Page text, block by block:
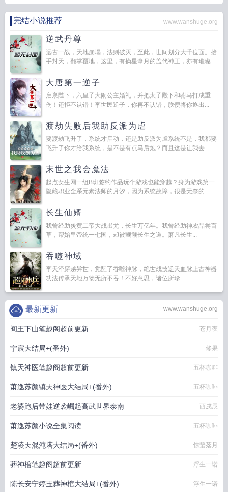
完结小说推荐 www.wanshuge.org
逆武丹尊
远古一战，天地崩塌，法则破灭，至此，世间划分大千位面。抬
手封天，翻掌覆地，这里，有摘星拿月的盖代神王，亦有璀璨...
大唐第一逆子
启禀陛下，六皇子大闹公主婚礼，并把太子殿下和驸马打成重
伤！还拒不认错！李世民逆子，你再不认错，朕便将你逐出...
渡劫失败后我助反派为虐
要渡劫飞升了，系统才启动，还是助反派为虐系统不是，我都要
飞升了你才给我系统，是不是有点马后炮？而且这是让我去...
末世之我会魔法
起点女生网一组B班签约作品玩个游戏也能穿越？身为游戏第一
隐藏职业全系元素法师的月汐，因为系统故障，很是无奈的...
长生仙婿
我曾经助炎黄二帝大战蚩尤，长生万亿年。我曾经助神农品尝百
草，帮始皇帝统一七国，却被觊觎长生之道。萧凡长生...
吞噬神域
李天泽穿越异世，觉醒了吞噬神脉，绝世战技逆天血脉上古神器
功法传承天地万物无所不吞！不好意思，诸位所珍...
www.wanshuge.org
最新更新
阎王下山笔趣阁超前更新 苍月夜
宁宸大结局+(番外) 修果
镇天神医笔趣阁超前更新 五杯咖啡
萧逸苏颜镇天神医大结局+(番外) 五杯咖啡
老婆跑后带娃逆袭崛起高武世界泰南 西戌辰
萧逸苏颜小说全集阅读 五杯咖啡
楚凌天混沌塔大结局+(番外) 惊蛰落月
葬神棺笔趣阁超前更新 浮生一诺
陈长安宁婷玉葬神棺大结局+(番外) 浮生一诺